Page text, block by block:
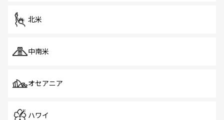
北米
中南米
オセアニア
ハワイ